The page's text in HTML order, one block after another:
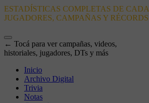
ESTADÍSTICAS COMPLETAS DE
JUGADORES, CAMPAÑAS Y RÉCORDS
← Tocá para ver campañas, videos,
historiales, jugadores, DTs y más
Inicio
Archivo Digital
Trivia
Notas